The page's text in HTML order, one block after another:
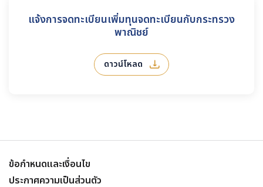
แจ้งการจดทะเบียนเพิ่มทุนจดทะเบียนกับกระทรวง
พาณิชย์
ดาวน์โหลด
ข้อกำหนดและเงื่อนไข
ประกาศความเป็นส่วนตัว